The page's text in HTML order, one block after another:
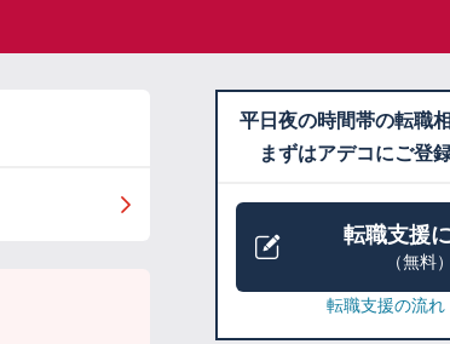
平日夜の時間帯の転職
まずはアデコにご登
転職支援
（無料）
転職支援の流れ